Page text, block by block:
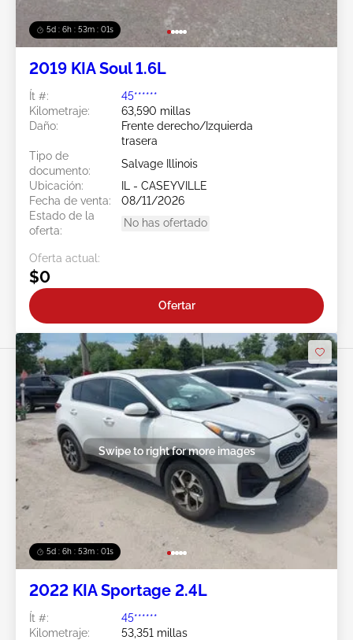
5d : 6h : 52m : 58s
2019 KIA Soul 1.6L
Ít #:
45******
Kilometraje:
63,590 millas
Daño:
Frente derecho/Izquierda
trasera
Tipo de
documento:
Salvage Illinois
Ubicación:
IL - CASEYVILLE
Fecha de venta:
08/11/2026
Estado de la
oferta:
No has ofertado
Oferta actual:
$0
Ofertar
5d : 6h : 52m : 58s
Swipe to right for more images
2022 KIA Sportage 2.4L
Ít #:
45******
Kilometraje:
53,351 millas